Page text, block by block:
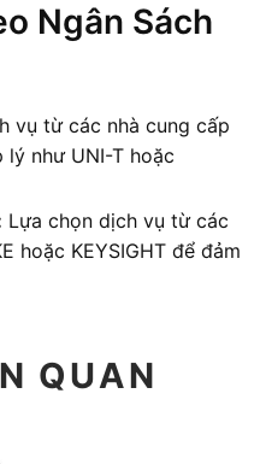
Ngân Sách
vụ từ các nhà cung cấp
như UNI-T hoặc
Lựa chọn dịch vụ từ các
hoặc KEYSIGHT để đảm
QUAN